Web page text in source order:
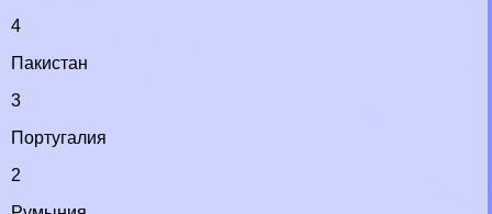
4
Пакистан
3
Португалия
2